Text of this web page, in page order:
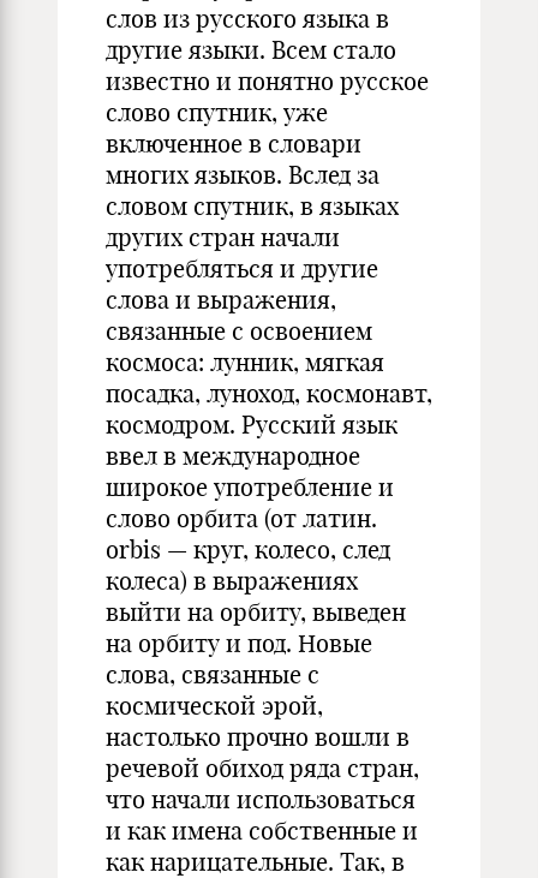
слов из русского языка в
другие языки. Всем стало
известно и понятно русское
слово спутник, уже
включенное в словари
многих языков. Вслед за
словом спутник, в языках
других стран начали
употребляться и другие
слова и выражения,
связанные с освоением
космоса: лунник, мягкая
посадка, луноход, космонавт,
космодром. Русский язык
ввел в международное
широкое употребление и
слово орбита (от латин.
orbis — круг, колесо, след
колеса) в выражениях
выйти на орбиту, выведен
на орбиту и под. Новые
слова, связанные с
космической эрой,
настолько прочно вошли в
речевой обиход ряда стран,
что начали использоваться
и как имена собственные и
как нарицательные. Так, в